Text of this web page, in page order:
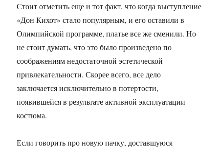
Стоит отметить еще и тот факт, что когда выступление
«Дон Кихот» стало популярным, и его оставили в
Олимпийской программе, платье все же сменили. Но
не стоит думать, что это было произведено по
соображениям недостаточной эстетической
привлекательности. Скорее всего, все дело
заключается исключительно в потертости,
появившейся в результате активной эксплуатации
костюма.
Если говорить про новую пачку, доставшуюся